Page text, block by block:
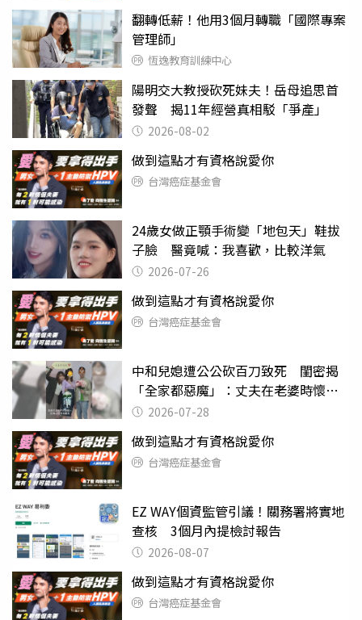
翻轉低薪！他用3個月轉職「國際專案
管理師」
恆逸教育訓練中心
陽明交大教授砍死妹夫！岳母追思首
發聲 揭11年經營真相駁「爭產」
2026-08-02
做到這點才有資格說愛你
台灣癌症基金會
24歲女做正顎手術變「地包天」鞋拔
子臉 醫竟喊：我喜歡，比較洋氣
2026-07-26
做到這點才有資格說愛你
台灣癌症基金會
中和兒媳遭公公砍百刀致死 閨密揭
「全家都惡魔」：丈夫在老婆時懷孕
摔東西
2026-07-28
做到這點才有資格說愛你
台灣癌症基金會
EZ WAY個資監管引議！關務署將實地
查核 3個月內提檢討報告
2026-08-07
做到這點才有資格說愛你
台灣癌症基金會